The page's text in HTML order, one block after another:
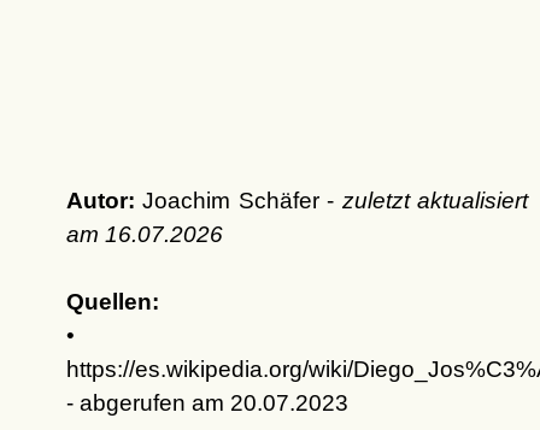
Autor: Joachim Schäfer - zuletzt aktualisiert
am 16.07.2026
Quellen:
•
https://es.wikipedia.org/wiki/
- abgerufen am 20.07.2023